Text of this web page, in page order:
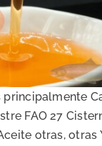
pescado
FAO 27
otras, otras